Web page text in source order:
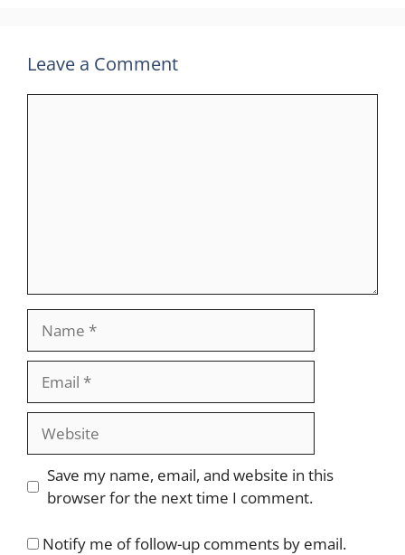
Leave a Comment
Website
Save my name, email, and website in this
browser for the next time I comment.
Notify me of follow-up comments by email.